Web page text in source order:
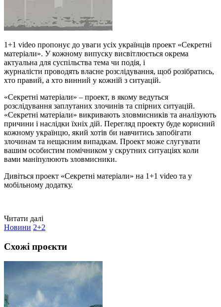
1+1 video пропонує до уваги усіх українців проект «Секретні
матеріали». У кожному випуску висвітлюється окрема
актуальна для суспільства тема чи подія, і
журналісти проводять власне розслідування, щоб розібратись,
хто правий, а хто винний у кожній з ситуацій.
«Секретні матеріали» – проект, в якому ведуться
розслідування заплутаних злочинів та спірних ситуацій.
«Секретні матеріали» викривають зловмисників та аналізують
причини і наслідки їхніх дій. Перегляд проекту буде корисний
кожному українцю, який хотів би навчитись запобігати
злочинам та нещасним випадкам. Проект може слугувати
вашим особистим помічником у скрутних ситуаціях коли
вами маніпулюють зловмисники.
Дивіться проект «Секретні матеріали» на 1+1 video та у
мобільному додатку.
Читати далі
Новини 2+2
Схожі проєкти